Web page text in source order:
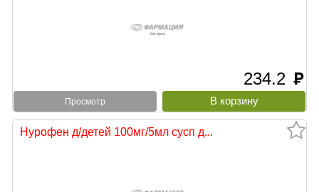
234.2 руб
Просмотр
Нурофен д/детей 100мг/5мл сусп д...